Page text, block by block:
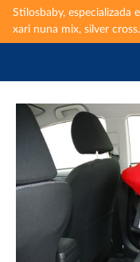
Stilosbaby, especializada
xari nuna mix, silver